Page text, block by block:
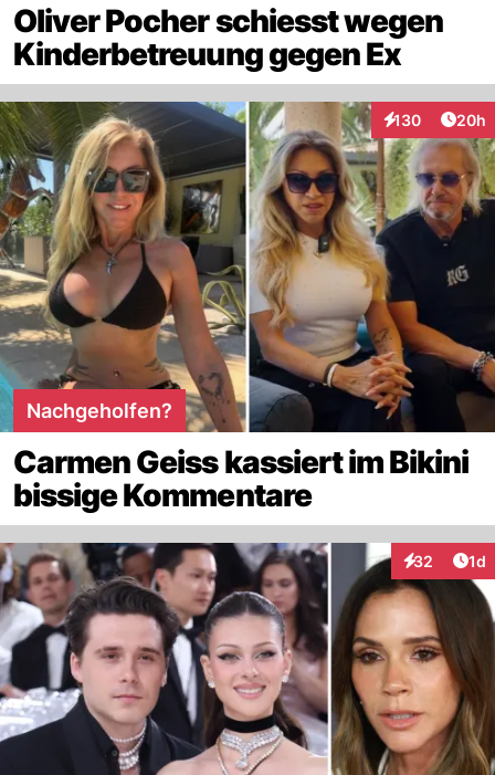
Oliver Pocher schiesst wegen
Kinderbetreuung gegen Ex
130
Interaktionen
20h
Nachgeholfen?
Carmen Geiss kassiert im Bikini
bissige Kommentare
32
Interaktionen
1d